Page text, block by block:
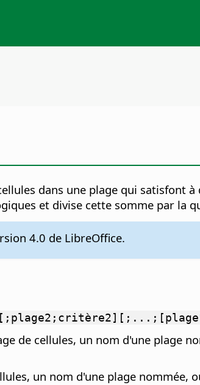
dans une plage qui satisfont
et divise cette somme par la
4.0 de LibreOffice.
de cellules, un nom d'une plage
un nom d'une plage